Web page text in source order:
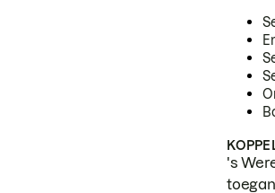
's